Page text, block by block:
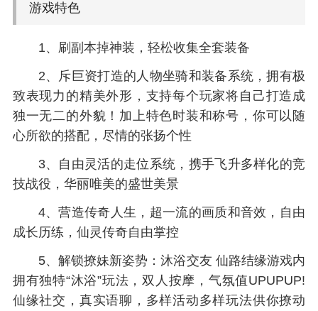
游戏特色
1、刷副本掉神装，轻松收集全套装备
2、斥巨资打造的人物坐骑和装备系统，拥有极
致表现力的精美外形，支持每个玩家将自己打造成
独一无二的外貌！加上特色时装和称号，你可以随
心所欲的搭配，尽情的张扬个性
3、自由灵活的走位系统，携手飞升多样化的竞
技战役，华丽唯美的盛世美景
4、营造传奇人生，超一流的画质和音效，自由
成长历练，仙灵传奇自由掌控
5、解锁撩妹新姿势：沐浴交友 仙路结缘游戏内
拥有独特“沐浴”玩法，双人按摩，气氛值UPUPUP!
仙缘社交，真实语聊，多样活动多样玩法供你撩动